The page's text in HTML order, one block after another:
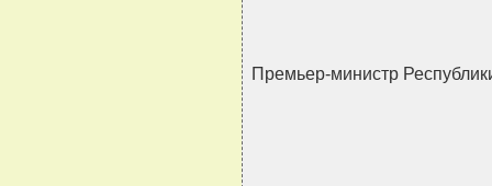
Премьер-министр